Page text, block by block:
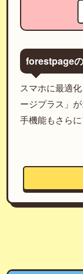
forestpage
スマホに最適
ージプラス」
手機能もさら